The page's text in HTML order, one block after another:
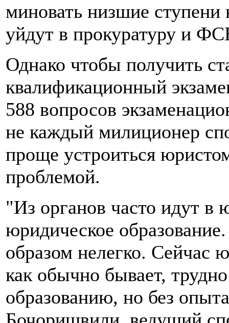
миновать низшие
уйдут в прокуратуру и
Однако чтобы получить
квалификационный
588 вопросов
не каждый милиционер
проще устроиться
проблемой.
"Из органов часто идут в
юридическое
образом нелегко. Сейчас
как обычно бывает,
образованию, но без